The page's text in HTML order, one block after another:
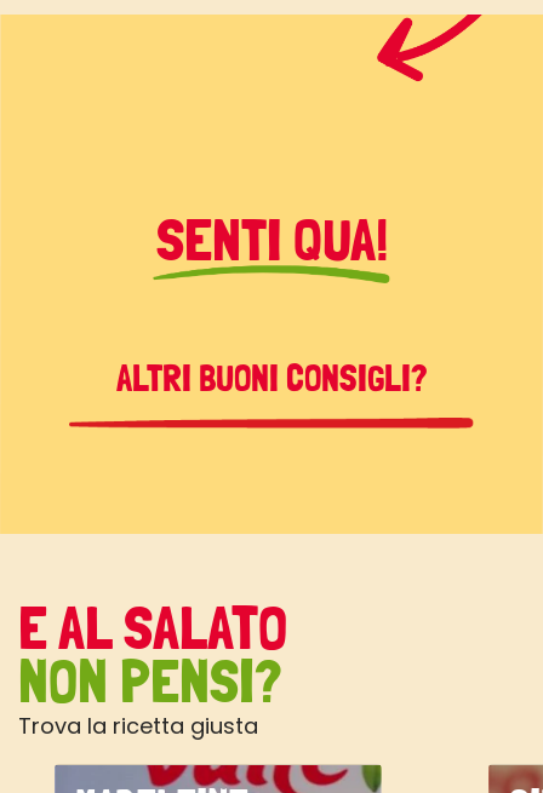
SENTI QUA!
ALTRI BUONI CONSIGLI?
E AL SALATO
NON PENSI?
Trova la ricetta giusta